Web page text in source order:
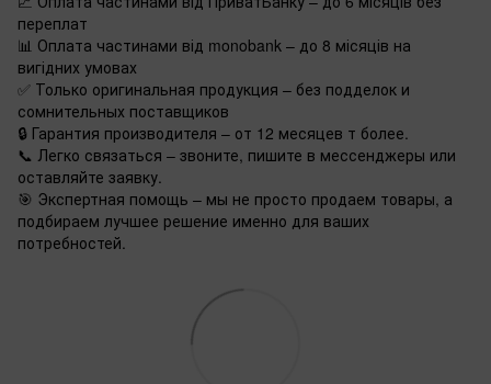
переплат
📊 Оплата частинами від monobank – до 8 місяців на
вигідних умовах
✅ Только оригинальная продукция – без подделок и
сомнительных поставщиков
🔒 Гарантия производителя – от 12 месяцев т более.
📞 Легко связаться – звоните, пишите в мессенджеры или
оставляйте заявку.
🎯 Экспертная помощь – мы не просто продаем товары, а
подбираем лучшее решение именно для ваших
потребностей.